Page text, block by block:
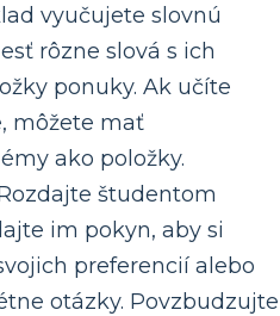
vyučujete slovnú
rôzne slová s ich
ponuky. Ak učíte
môžete mať
ako položky.
študentom
im pokyn, aby si
preferencií alebo
otázky. Povzbudzujte